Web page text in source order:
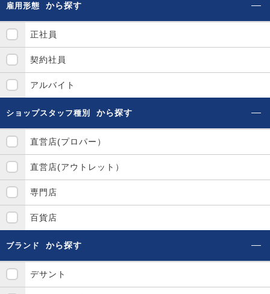
雇用形態 から探す
正社員
契約社員
アルバイト
ショップスタッフ種別 から探す
直営店(プロパー）
直営店(アウトレット）
専門店
百貨店
ブランド から探す
デサント